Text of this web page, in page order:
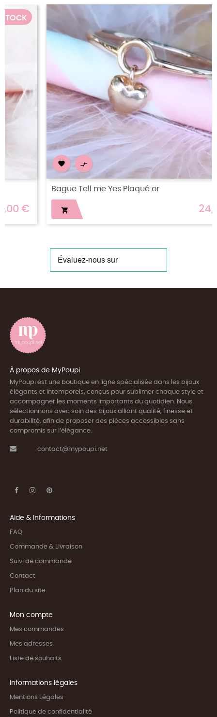
Bague Tell me Yes Plaqué or
 24,00 €
‹ ›
À propos de MyPoupi
MyPoupi est une boutique en ligne spécialisée dans les bijoux
élégants et intemporels, conçus pour sublimer chaque style et
accompagner les moments importants du quotidien. Nous
sélectionnons avec soin des bijoux alliant qualité, finesse et
durabilité, afin de proposer des pièces accessibles sans
compromis sur l’élégance.
contact@mypoupi.net
Aide & Informations
FAQ
Commande & Livraison
Suivi de commande
Contact
Plan du site
Mon compte
Mes commandes
Mes adresses
Liste de souhaits
Informations légales
Mentions Légales
Politique de confidentialité